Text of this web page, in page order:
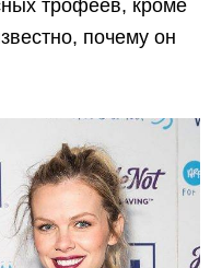
трофеев, кроме
почему он